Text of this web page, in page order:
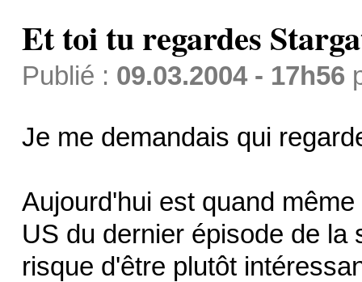
Et toi tu regardes
Publié : 09.03.2004 - 17h56
Je me demandais qui
Aujourd'hui est quand
US du dernier épisode de la
risque d'être plutôt